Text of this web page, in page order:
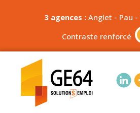
3 agences : Anglet - Pau -
Contraste renforcé